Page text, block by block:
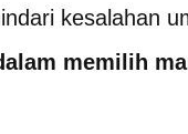
kesalahan
memilih